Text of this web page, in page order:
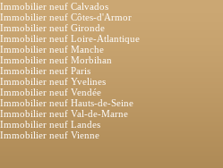
Immobilier neuf Calvados
Immobilier neuf Côtes-d'Armor
Immobilier neuf Gironde
Immobilier neuf Loire-Atlantique
Immobilier neuf Manche
Immobilier neuf Morbihan
Immobilier neuf Paris
Immobilier neuf Yvelines
Immobilier neuf Vendée
Immobilier neuf Hauts-de-Seine
Immobilier neuf Val-de-Marne
Immobilier neuf Landes
Immobilier neuf Vienne